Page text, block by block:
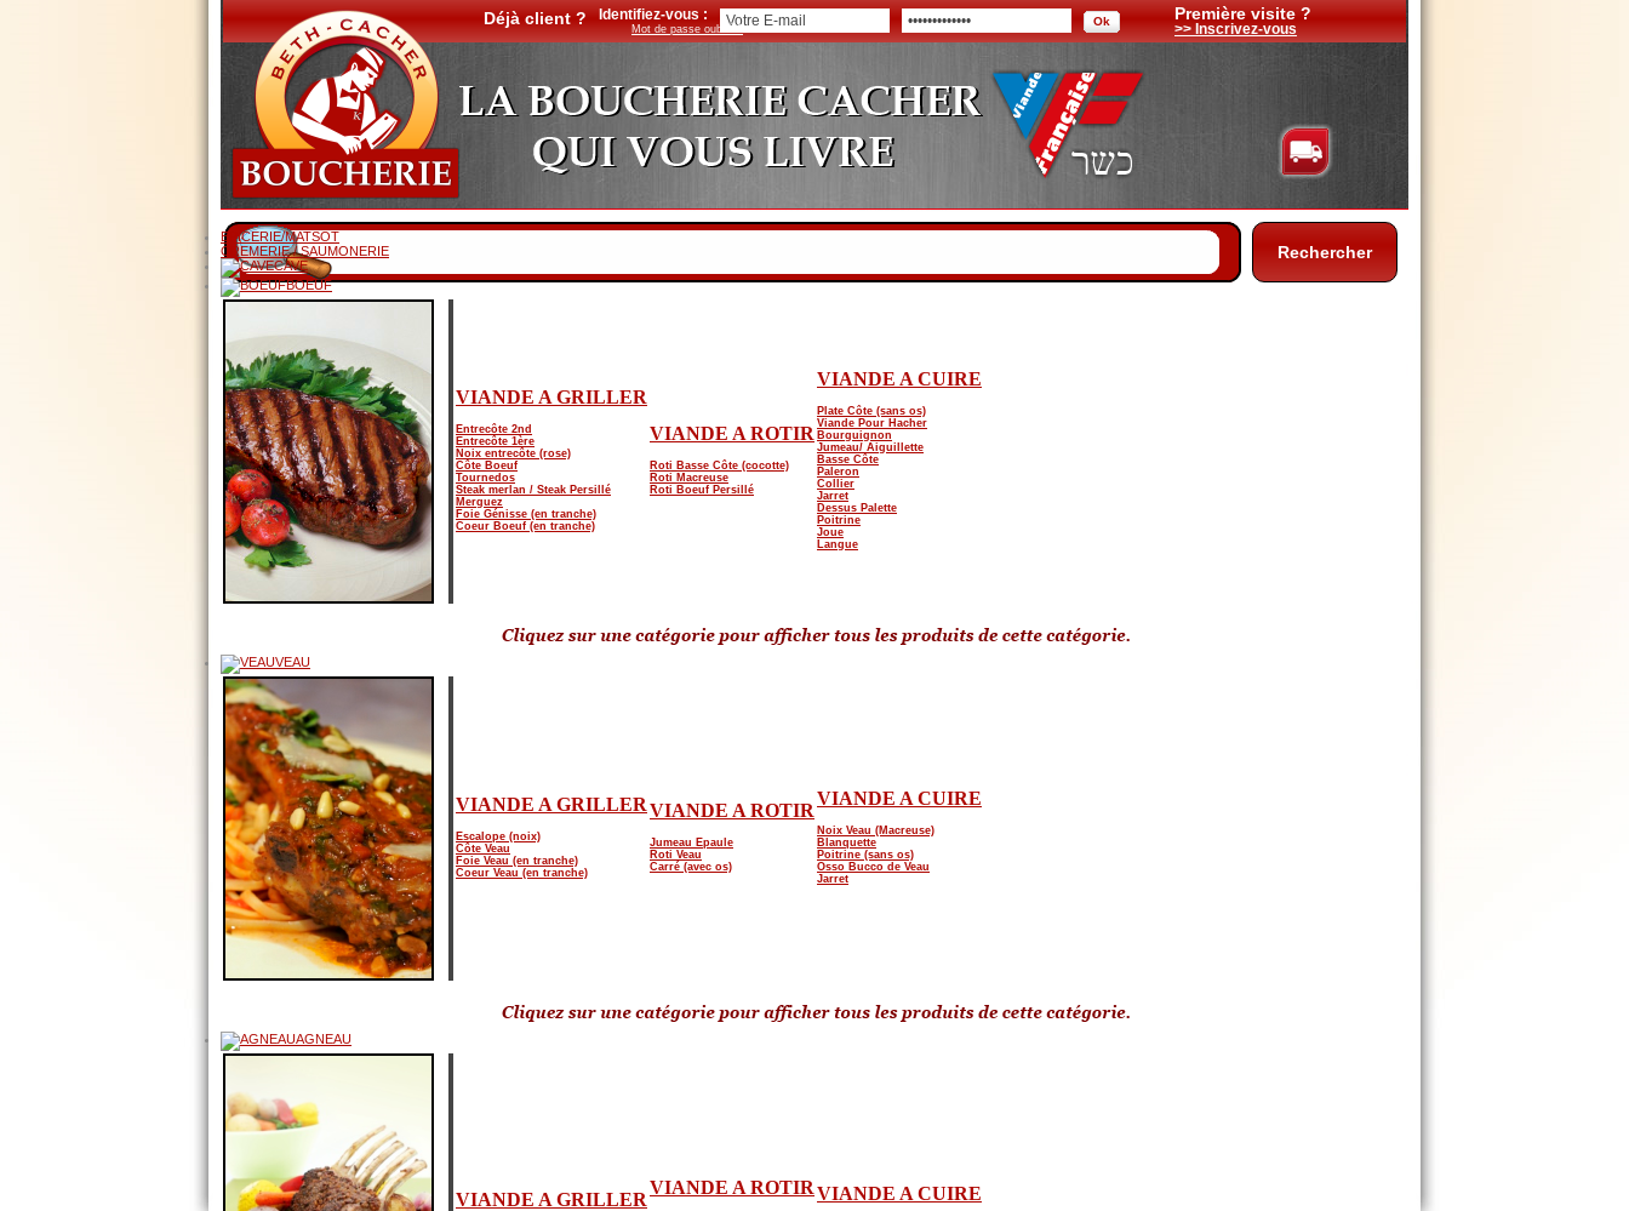
Déjà client ? Identifiez-vous : Première visite ?
>> Inscrivez-vous
Mot de passe oublié ?
EPICERIE/MATSOT
CREMERIE / SAUMONERIE
CAVE
BOEUF
VIANDE A GRILLER
Entrecôte 2nd
Entrecôte 1ère
Noix entrecôte (rose)
Côte Boeuf
Tournedos
Steak merlan / Steak Persillé
Merguez
Foie Génisse (en tranche)
Coeur Boeuf (en tranche)
VIANDE A ROTIR
Roti Basse Côte (cocotte)
Roti Macreuse
Roti Boeuf Persillé
VIANDE A CUIRE
Plate Côte (sans os)
Viande Pour Hacher
Bourguignon
Jumeau/ Aiguillette
Basse Côte
Paleron
Collier
Jarret
Dessus Palette
Poitrine
Joue
Langue
VEAU
VIANDE A GRILLER
Escalope (noix)
Côte Veau
Foie Veau (en tranche)
Coeur Veau (en tranche)
VIANDE A ROTIR
Jumeau Epaule
Roti Veau
Carré (avec os)
VIANDE A CUIRE
Noix Veau (Macreuse)
Blanquette
Poitrine (sans os)
Osso Bucco de Veau
Jarret
AGNEAU
VIANDE A GRILLER
VIANDE A ROTIRVIANDE A CUIRE